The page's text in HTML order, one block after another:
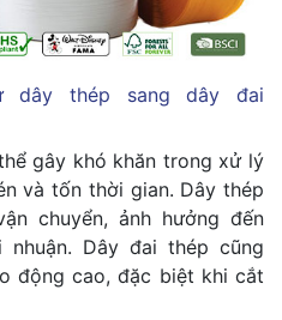
dây thép sang dây đai
gây khó khăn trong xử lý
và tốn thời gian. Dây thép
chuyển, ảnh hưởng đến
Dây đai thép cũng
động cao, đặc biệt khi cắt